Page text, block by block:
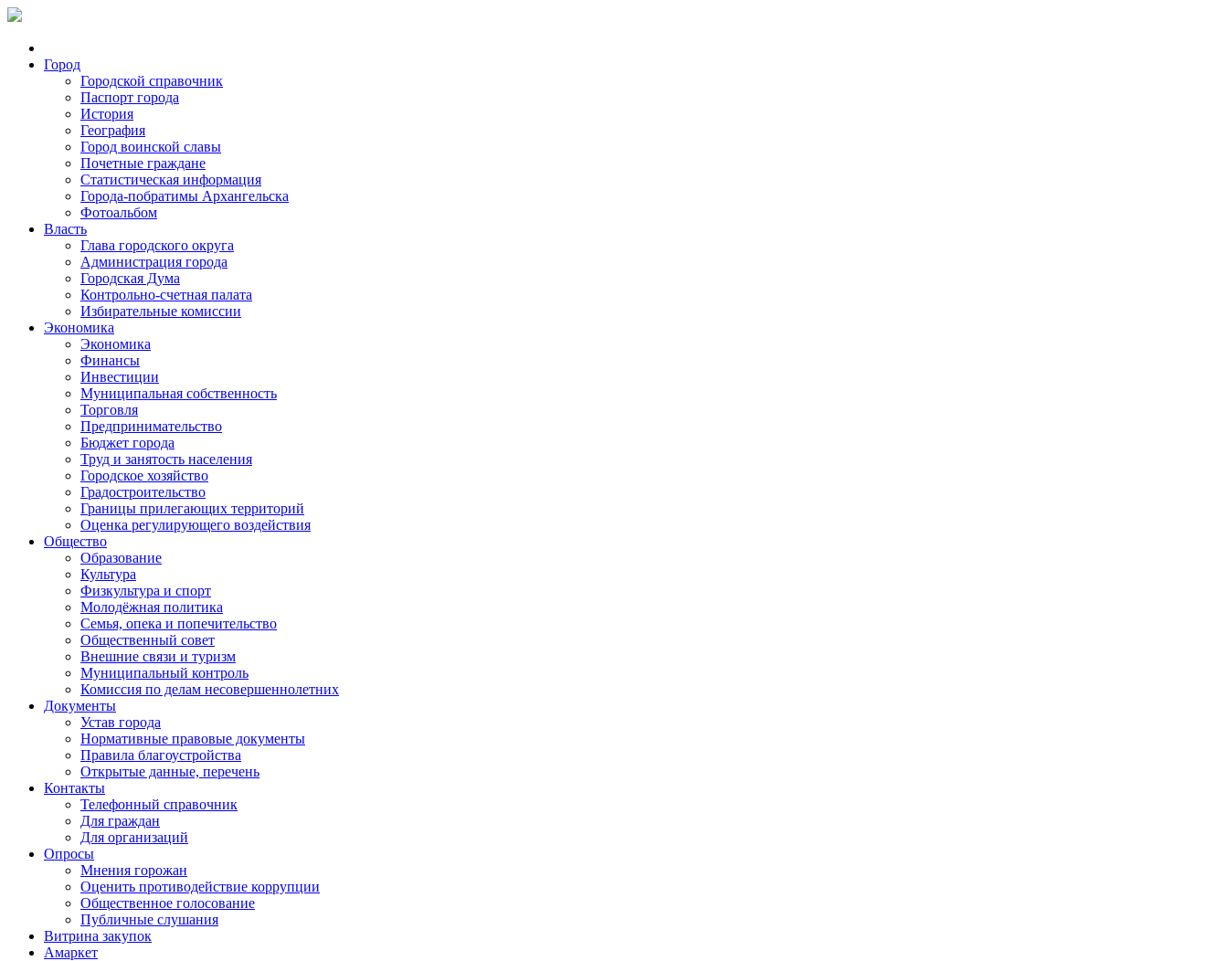
Город
Городской справочник
Паспорт города
История
География
Город воинской славы
Почетные граждане
Статистическая информация
Города-побратимы Архангельска
Фотоальбом
Власть
Глава городского округа
Администрация города
Городская Дума
Контрольно-счетная палата
Избирательные комиссии
Экономика
Экономика
Финансы
Инвестиции
Муниципальная собственность
Торговля
Предпринимательство
Бюджет города
Труд и занятость населения
Городское хозяйство
Градостроительство
Границы прилегающих территорий
Оценка регулирующего воздействия
Общество
Образование
Культура
Физкультура и спорт
Молодёжная политика
Семья, опека и попечительство
Общественный совет
Внешние связи и туризм
Муниципальный контроль
Комиссия по делам несовершеннолетних
Документы
Устав города
Нормативные правовые документы
Правила благоустройства
Открытые данные, перечень
Контакты
Телефонный справочник
Для граждан
Для организаций
Опросы
Мнения горожан
Оценить противодействие коррупции
Общественное голосование
Публичные слушания
Витрина закупок
Амаркет